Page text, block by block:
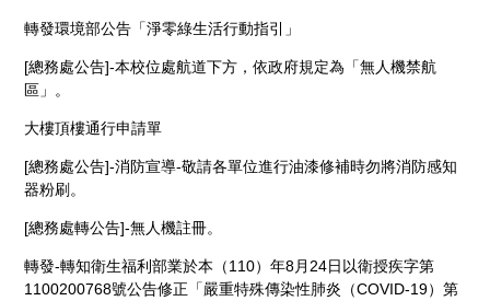
轉發環境部公告「淨零綠生活行動指引」
[總務處公告]-本校位處航道下方，依政府規定為「無人機禁航
區」。
大樓頂樓通行申請單
[總務處公告]-消防宣導-敬請各單位進行油漆修補時勿將消防感知
器粉刷。
[總務處轉公告]-無人機註冊。
轉發-轉知衛生福利部業於本（110）年8月24日以衛授疾字第
1100200768號公告修正「嚴重特殊傳染性肺炎（COVID-19）第